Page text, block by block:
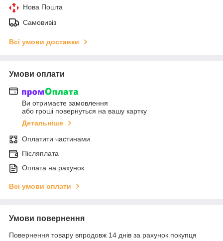
Нова Пошта
Самовивіз
Всі умови доставки
Умови оплати
Ви отримаєте замовлення
або гроші повернуться на вашу картку
Детальніше
Оплатити частинами
Післяплата
Оплата на рахунок
Всі умови оплати
Умови повернення
Повернення товару впродовж 14 днів за рахунок покупця